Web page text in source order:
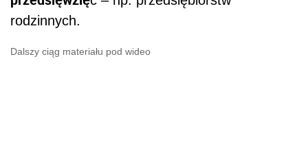
rodzinnych.
Dalszy ciąg materiału pod wideo